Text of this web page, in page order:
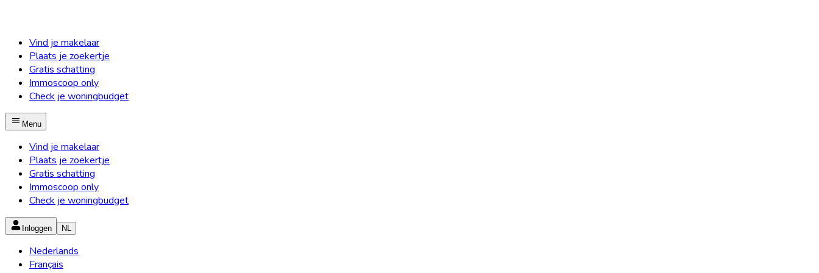
Vind je makelaar
Plaats je zoekertje
Gratis schatting
Immoscoop only
Check je woningbudget
Menu
Vind je makelaar
Plaats je zoekertje
Gratis schatting
Immoscoop only
Check je woningbudget
Inloggen NL
Nederlands
Français